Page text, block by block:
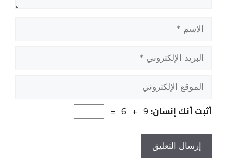
الاسم
البريد
الإلكتروني
الموقع
الإلكتروني
أثبت أنك إنسان:9 + 6 =